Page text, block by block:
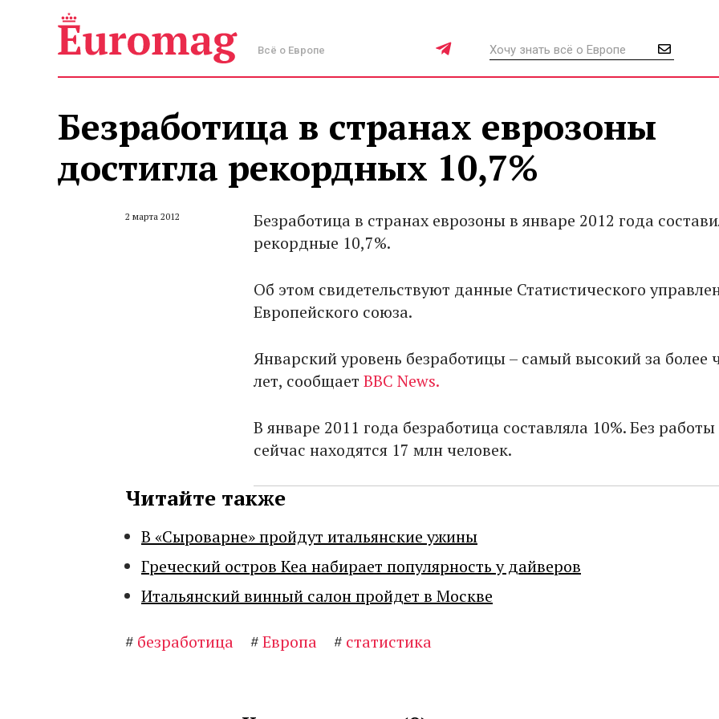
Всё о Европе
Безработица в странах еврозоны
достигла рекордных 10,7%
2 марта 2012
Безработица в странах еврозоны в январе 2012 года
рекордные 10,7%.
Об этом свидетельствуют данные Статистического
Европейского союза.
Январский уровень безработицы – самый высокий за более
лет, сообщает BBC News.
В январе 2011 года безработица составляла 10%. Без
сейчас находятся 17 млн человек.
Читайте также
В «Сыроварне» пройдут итальянские ужины
Греческий остров Кеа набирает популярность у дайверов
Итальянский винный салон пройдет в Москве
# безработица #Европа # статистика